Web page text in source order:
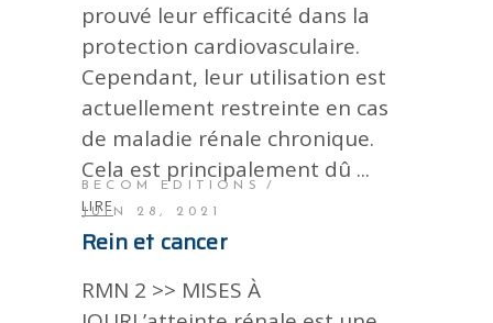
prouvé leur efficacité dans la
protection cardiovasculaire.
Cependant, leur utilisation est
actuellement restreinte en cas
de maladie rénale chronique.
Cela est principalement dû
LIRE
BECOM EDITIONS
JUIN 28, 2021
Rein et cancer
RMN 2 >> MISES À